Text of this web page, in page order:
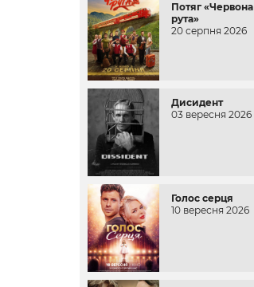
Потяг «Червона
рута»
20 серпня 2026
Дисидент
03 вересня 2026
Голос серця
10 вересня 2026